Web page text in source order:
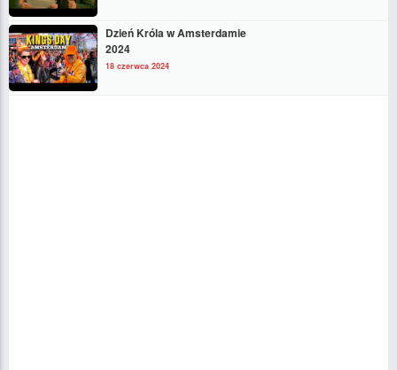
Dzień Króla w Amsterdamie
2024
18 czerwca 2024